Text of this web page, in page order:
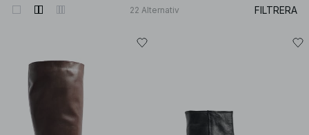
22 Alternativ FILTRERA